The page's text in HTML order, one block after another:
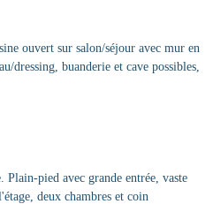
ouvert sur salon/séjour avec mur en
dressing, buanderie et cave possibles,
Plain-pied avec grande entrée, vaste
deux chambres et coin